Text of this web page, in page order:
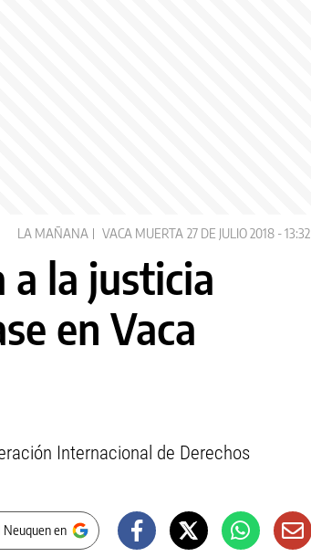
LA MAÑANA VACA MUERTA 27 DE JULIO 2018 - 13:32
a la justicia
en Vaca
Internacional de Derechos
en